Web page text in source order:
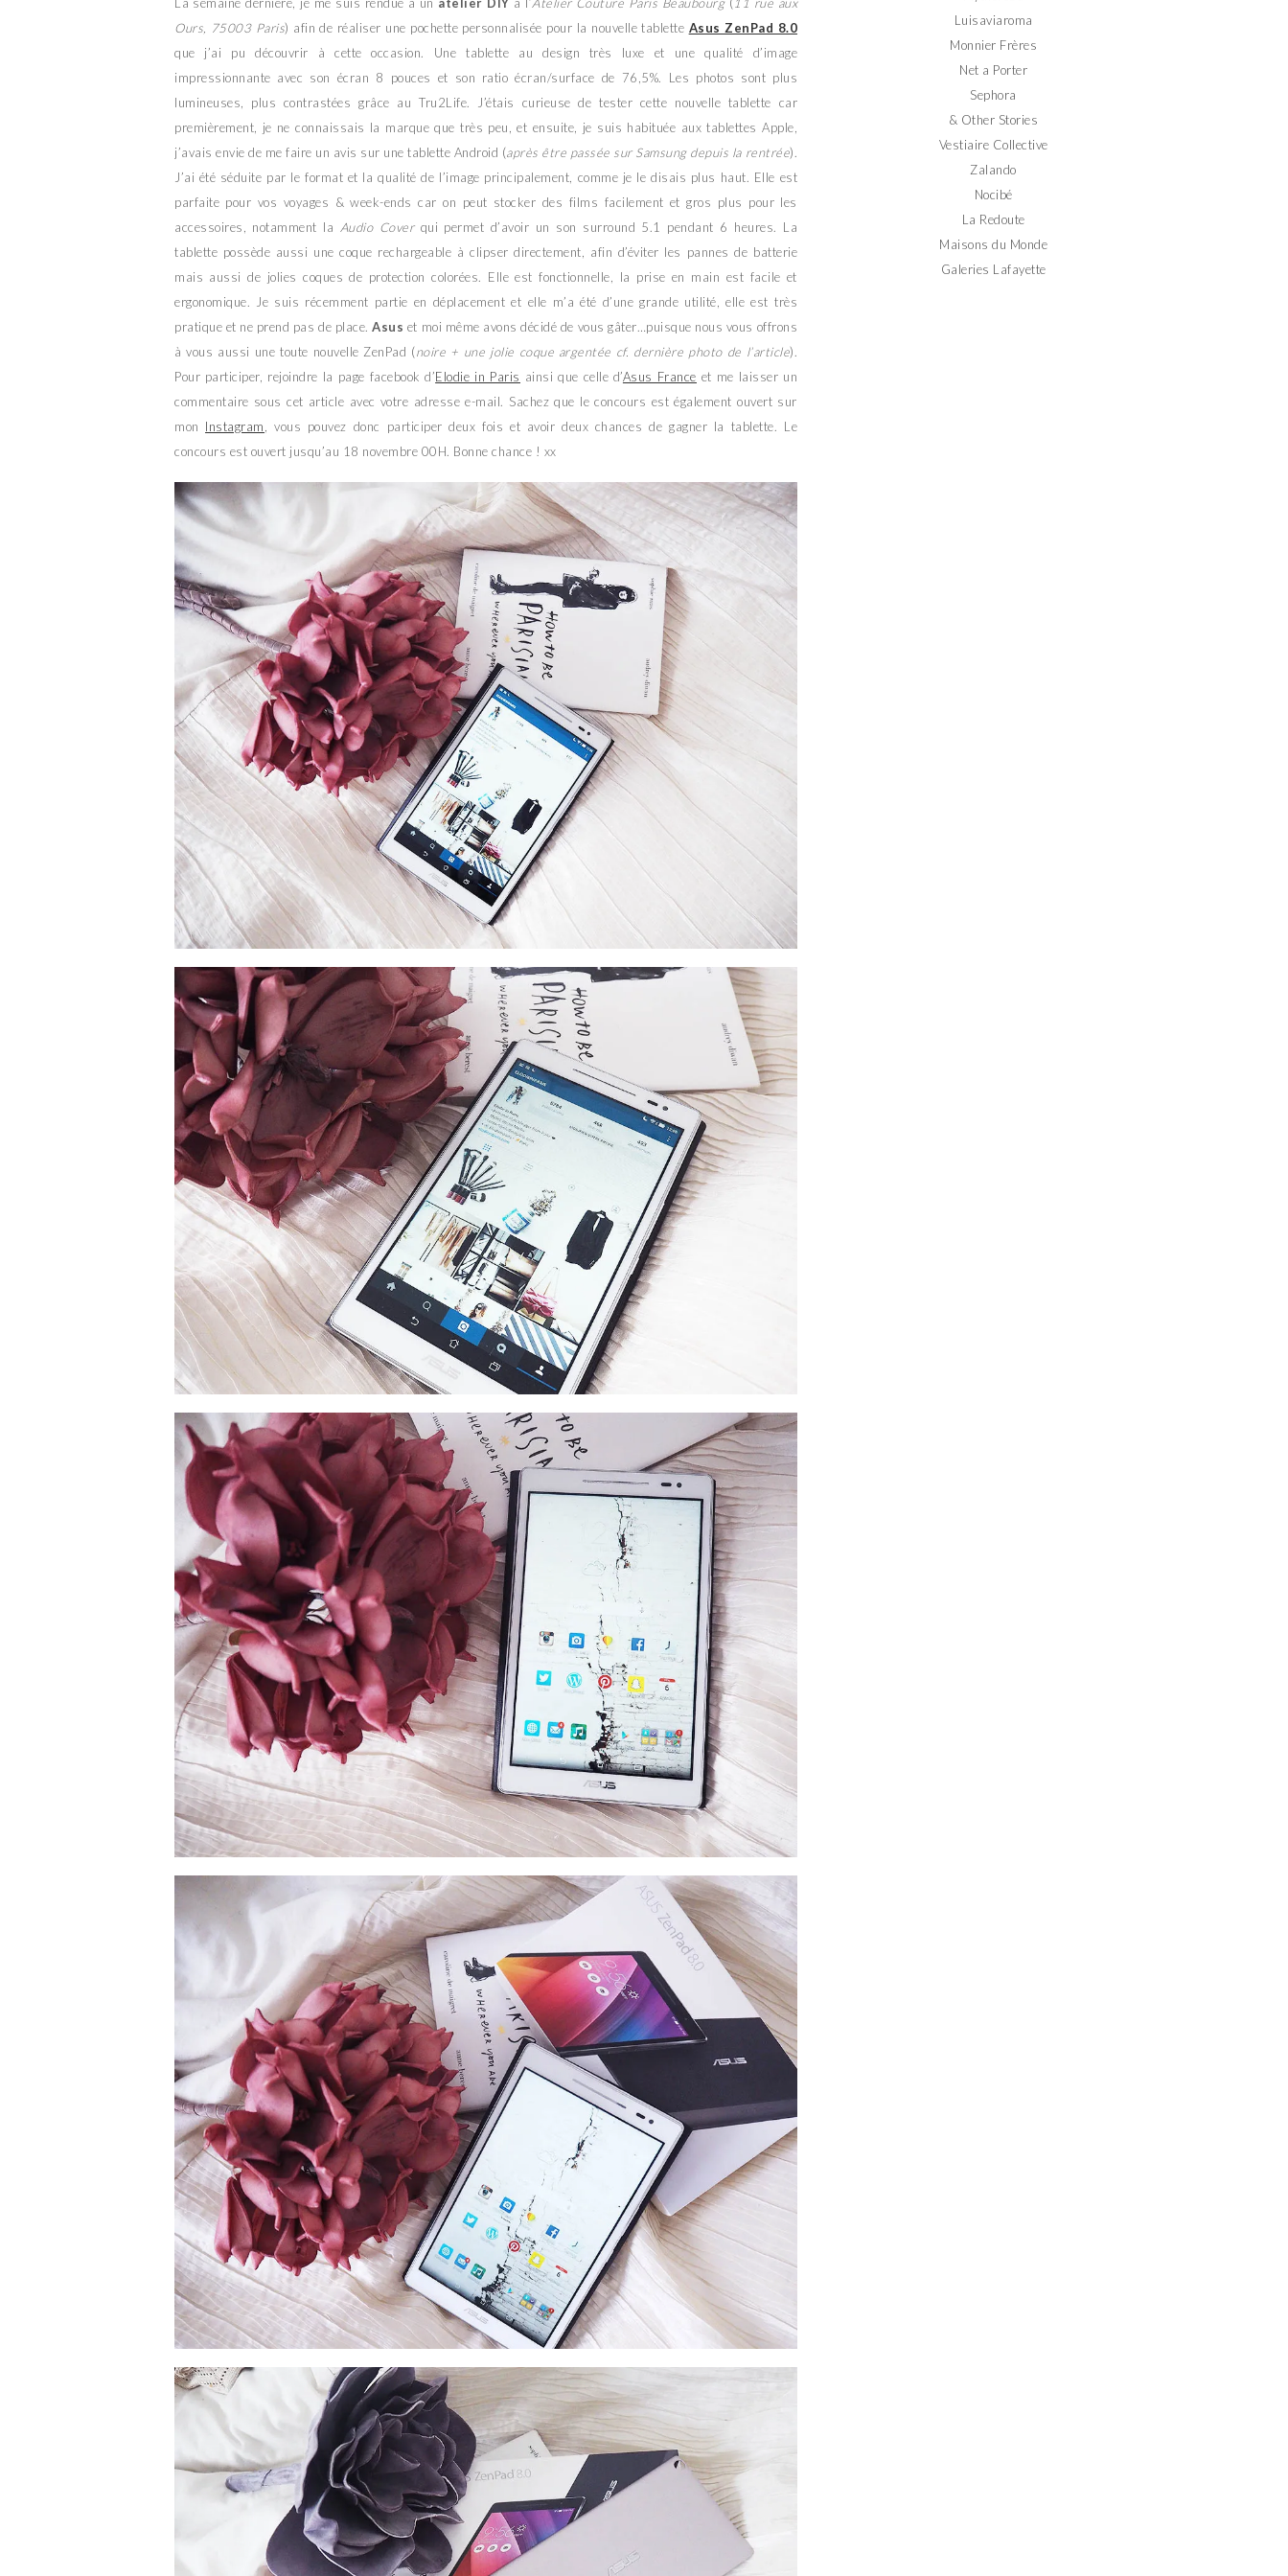
Ours, 75003 Paris) afin de réaliser une pochette personnalisée pour la nouvelle tablette Asus ZenPad 8.0
que j’ai pu découvrir à cette occasion. Une tablette au design très luxe et une qualité d’image
impressionnante avec son écran 8 pouces et son ratio écran/surface de 76,5%. Les photos sont plus
lumineuses, plus contrastées grâce au Tru2Life. J’étais curieuse de tester cette nouvelle tablette car
premièrement, je ne connaissais la marque que très peu, et ensuite, je suis habituée aux tablettes Apple,
j’avais envie de me faire un avis sur une tablette Android (après être passée sur Samsung depuis la rentrée).
J’ai été séduite par le format et la qualité de l’image principalement, comme je le disais plus haut. Elle est
parfaite pour vos voyages & week-ends car on peut stocker des films facilement et gros plus pour les
accessoires, notamment la Audio Coverqui permet d’avoir un son surround 5.1 pendant 6 heures. La
tablette possède aussi une coque rechargeable à clipser directement, afin d’éviter les pannes de batterie
mais aussi de jolies coques de protection colorées. Elle est fonctionnelle, la prise en main est facile et
ergonomique. Je suis récemment partie en déplacement et elle m’a été d’une grande utilité, elle est très
pratique et ne prend pas de place.Asus et moi même avons décidé de vous gâter…puisque nous vous offrons
à vous aussi une toute nouvelle ZenPad (noire + une jolie coque argentée cf. dernière photo de l’article).
Pour participer, rejoindre la page facebook d’Elodie in Paris ainsi que celle d’Asus France et me laisser un
commentaire sous cet article avec votre adresse e-mail. Sachez que le concours est également ouvert sur
mon Instagram
, vous pouvez donc participer deux fois et avoir deux chances de gagner la tablette. Le
concours est ouvert jusqu’au 18 novembre 00H. Bonne chance ! xx
Luisaviaroma
Monnier Frères
Net a Porter
Sephora
& Other Stories
Vestiaire Collective
Zalando
Nocibé
La Redoute
Maisons du Monde
Galeries Lafayette